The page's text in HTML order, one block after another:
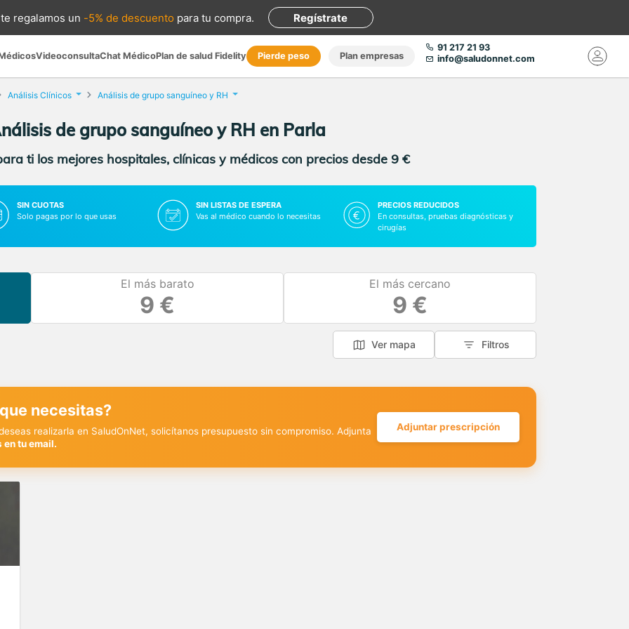
regalamos un -5% de descuento para tu compra. Regístrate
VideoconsultaChat MédicoPlan de salud Fidelity Pierde peso Plan empresas
91 217 21 93
info@saludonnet.com
Análisis Clínicos Análisis de grupo sanguíneo y RH
de grupo sanguíneo y RH en Parla
ti los mejores hospitales, clínicas y médicos con precios desde 9 €
SIN CUOTAS
Solo pagas por lo que usas
SIN LISTAS DE ESPERA
Vas al médico cuando lo necesitas
PRECIOS REDUCIDOS
En consultas, pruebas diagnósticas y
cirugías
El más barato
9 €
El más cercano
9 €
Ver mapa Filtros
necesitas?
realizarla en SaludOnNet, solicítanos presupuesto sin compromiso. Adjunta
en tu email.
Adjuntar prescripción